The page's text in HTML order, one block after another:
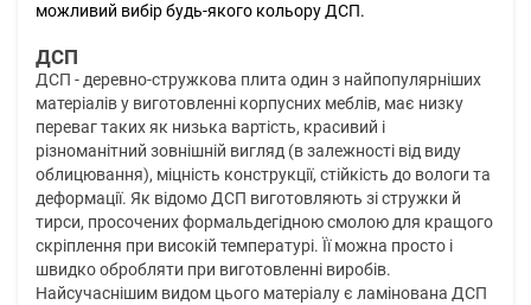
можливий вибір будь-якого кольору ДСП.
ДСП
ДСП - деревно-стружкова плита один з найпопулярніших
матеріалів у виготовленні корпусних меблів, має низку
переваг таких як низька вартість, красивий і
різноманітний зовнішній вигляд (в залежності від виду
облицювання), міцність конструкції, стійкість до вологи та
деформації. Як відомо ДСП виготовляють зі стружки й
тирси, просочених формальдегідною смолою для кращого
скріплення при високій температурі. Її можна просто і
швидко обробляти при виготовленні виробів.
Найсучаснішим видом цього матеріалу є ламінована ДСП